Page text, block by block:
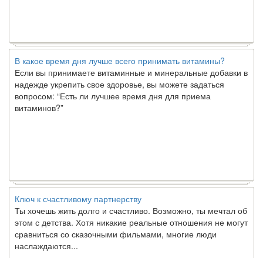
В какое время дня лучше всего принимать витамины?
Если вы принимаете витаминные и минеральные добавки в
надежде укрепить свое здоровье, вы можете задаться
вопросом: “Есть ли лучшее время дня для приема
витаминов?”
Ключ к счастливому партнерству
Ты хочешь жить долго и счастливо. Возможно, ты мечтал об
этом с детства. Хотя никакие реальные отношения не могут
сравниться со сказочными фильмами, многие люди
наслаждаются...